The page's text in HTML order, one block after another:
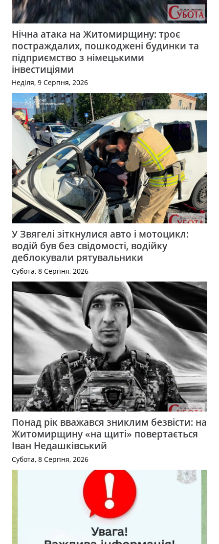
Нічна атака на Житомирщину: троє
постраждалих, пошкоджені будинки та
підприємство з німецькими
інвестиціями
Неділя, 9 Серпня, 2026
У Звягелі зіткнулися авто і мотоцикл:
водій був без свідомості, водійку
деблокували рятувальники
Субота, 8 Серпня, 2026
Понад рік вважався зниклим безвісти: на
Житомирщину «на щиті» повертається
Іван Недашківський
Субота, 8 Серпня, 2026